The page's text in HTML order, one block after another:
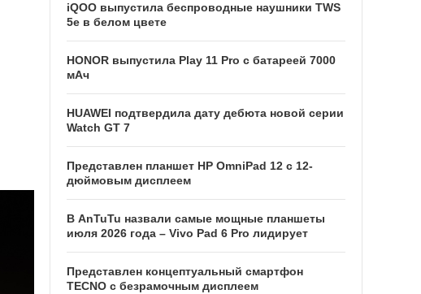
iQOO выпустила беспроводные наушники TWS
5e в белом цвете
HONOR выпустила Play 11 Pro с батареей 7000
мАч
HUAWEI подтвердила дату дебюта новой серии
Watch GT 7
Представлен планшет HP OmniPad 12 с 12-
дюймовым дисплеем
В AnTuTu назвали самые мощные планшеты
июля 2026 года – Vivo Pad 6 Pro лидирует
Представлен концептуальный смартфон
TECNO с безрамочным дисплеем